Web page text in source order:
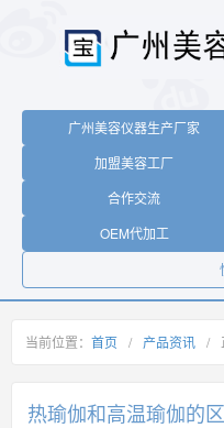
广州美容仪器生产厂家
加盟美容工厂
合作交流
OEM代加工
当前位置： 首页 / 产品资讯 /
热瑜伽和高温瑜伽的